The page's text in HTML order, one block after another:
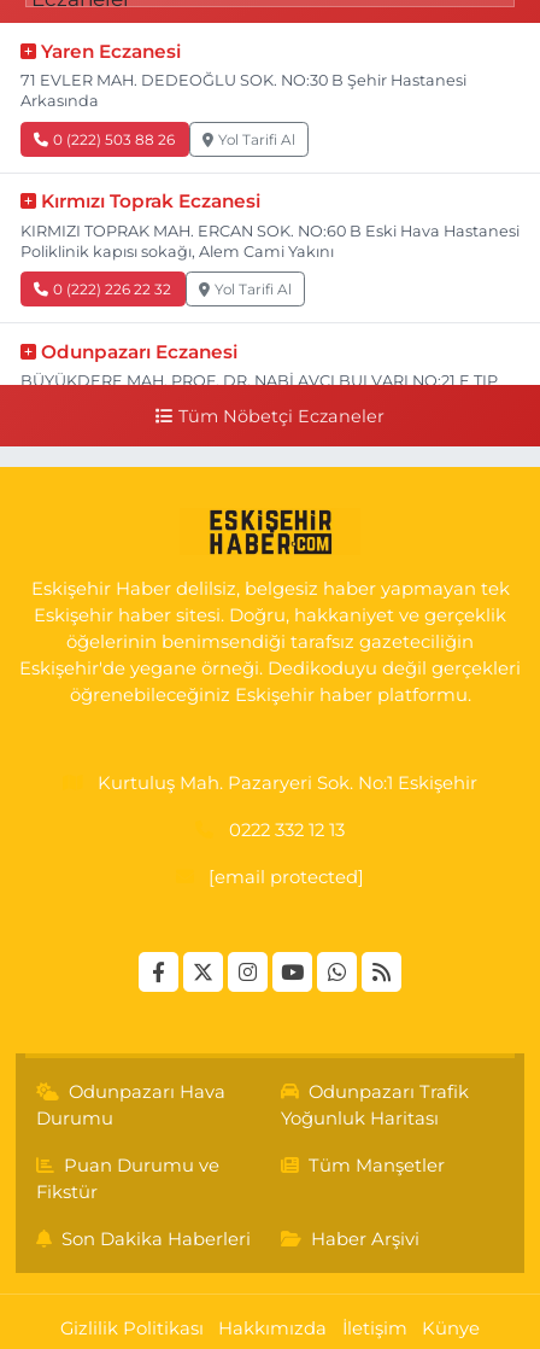
Yaren Eczanesi
71 EVLER MAH. DEDEOĞLU SOK. NO:30 B Şehir Hastanesi
Arkasında
0 (222) 503 88 26 Yol Tarifi Al
Kırmızı Toprak Eczanesi
KIRMIZI TOPRAK MAH. ERCAN SOK. NO:60 B Eski Hava Hastanesi
Poliklinik kapısı sokağı, Alem Cami Yakını
0 (222) 226 22 32 Yol Tarifi Al
Odunpazarı Eczanesi
BÜYÜKDERE MAH. PROF. DR. NABİ AVCI BULVARI NO:21 E TIP
YENİDOĞAN MH.ŞEHİT SERKAN ÖZAYDIN CD.8 B ESKİ DEVLET
0 (222) 237 75 17 Yol Tarifi Al
Tüm Nöbetçi Eczaneler
Eskişehir Haber delilsiz, belgesiz haber yapmayan tek
Eskişehir haber sitesi. Doğru, hakkaniyet ve gerçeklik
öğelerinin benimsendiği tarafsız gazeteciliğin
Eskişehir'de yegane örneği. Dedikoduyu değil gerçekleri
öğrenebileceğiniz Eskişehir haber platformu.
Kurtuluş Mah. Pazaryeri Sok. No:1 Eskişehir
0222 332 12 13
[email protected]
Odunpazarı Hava
Durumu
Odunpazarı Trafik
Yoğunluk Haritası
Puan Durumu ve
Fikstür
Tüm Manşetler
Son Dakika Haberleri Haber Arşivi
Gizlilik Politikası Hakkımızda İletişim Künye